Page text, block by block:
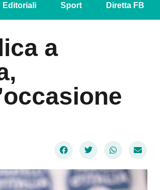
Editoriali Sport Diretta FB
a